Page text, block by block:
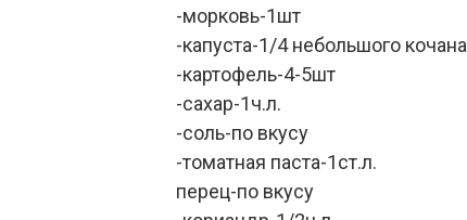
-морковь-1шт
-капуста-1/4 небольшого кочана
-картофель-4-5шт
-сахар-1ч.л.
-соль-по вкусу
-томатная паста-1ст.л.
перец-по вкусу